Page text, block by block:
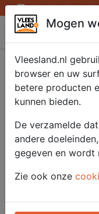
Openingstijden
Vleesland
Olijven
pitloos
Mogen
Vleesland.nl
browser en uw
betere producten
kunnen bieden.
De verzamelde
andere
gegeven en
Zie ook onze